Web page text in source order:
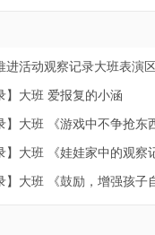
进活动观察记录大班表演
】大班 爱报复的小涵
】大班 《游戏中不争抢东
】大班 《娃娃家中的观察
】大班 《鼓励，增强孩子